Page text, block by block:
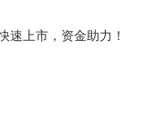
速上市，资金助力！